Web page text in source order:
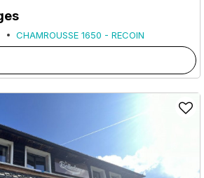
CHAMROUSSE 1650 - RECOIN